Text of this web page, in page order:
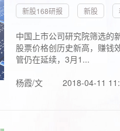
新股168研报 新股
中国上市公司研究院筛选的
股票价格创历史新高，赚钱
管仍在延续，3月1...
杨霞/文
2018-04-11